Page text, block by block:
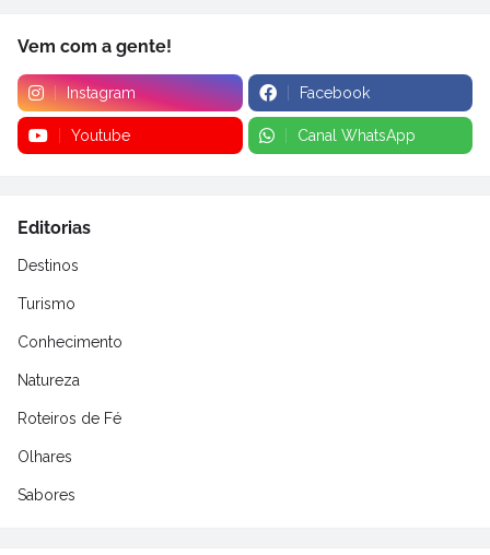
Vem com a gente!
Instagram Facebook
Youtube Canal WhatsApp
Editorias
Destinos
Turismo
Conhecimento
Natureza
Roteiros de Fé
Olhares
Sabores